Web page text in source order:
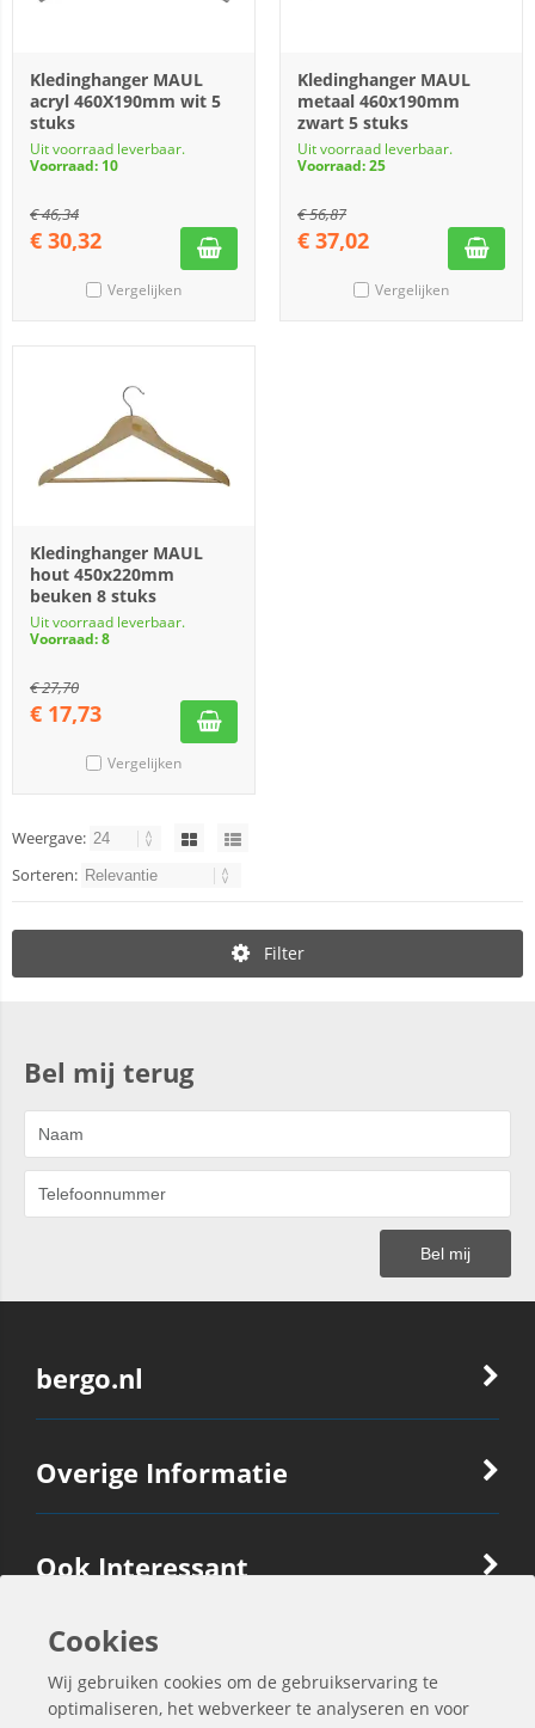
Kledinghanger MAUL
acryl 460X190mm wit 5
stuks
Uit voorraad leverbaar.
Voorraad: 10
€46,34
€ 30,32
Vergelijken
Kledinghanger MAUL
metaal 460x190mm
zwart 5 stuks
Uit voorraad leverbaar.
Voorraad: 25
€56,87
€ 37,02
Vergelijken
Kledinghanger MAUL
hout 450x220mm
beuken 8 stuks
Uit voorraad leverbaar.
Voorraad: 8
€27,70
€ 17,73
Vergelijken
Weergave:
Sorteren:
Filter
Bel mij terug
bergo.nl
Overige Informatie
Ook Interessant
Contactgegevens
Cookies
Wij gebruiken cookies om de gebruikservaring te
optimaliseren, het webverkeer te analyseren en voor